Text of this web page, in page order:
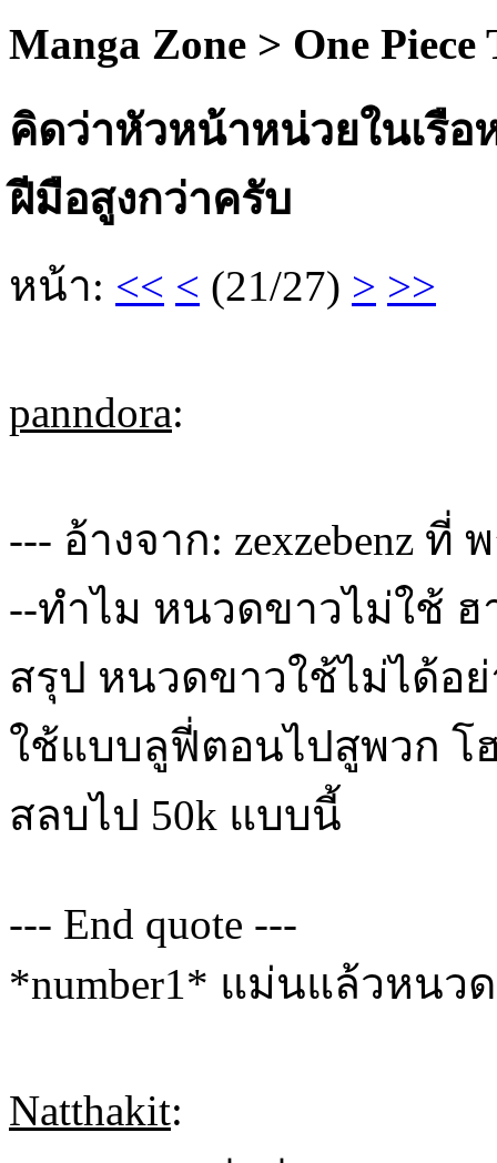
Manga Zone > One
คิดว่าหัวหน้าหน่วยในเรือ
ฝีมือสูงกว่าครับ
หน้า: << < (21/27) > >>
panndora:
--- อ้างจาก: zexzebenz ที่
--ทำไม หนวดขาวไม่ใช้
สรุป หนวดขาวใช้ไม่ได้อย่
ใช้แบบลูฟี่ตอนไปสูพวก โ
สลบไป 50k แบบนี้
--- End quote ---
*number1* แม่นแล้วหนว
Natthakit: